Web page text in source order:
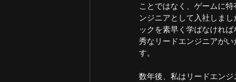
ことではなく、ゲームに
ンジニアとして入社しま
ックを素早く学ばなけれ
秀なリードエンジニアが
す。
数年後、私はリードエン